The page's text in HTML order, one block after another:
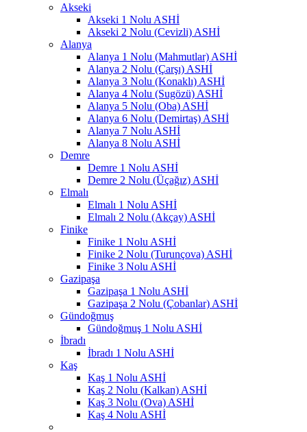
Akseki
Akseki 1 Nolu ASHİ
Akseki 2 Nolu (Cevizli) ASHİ
Alanya
Alanya 1 Nolu (Mahmutlar) ASHİ
Alanya 2 Nolu (Çarşı) ASHİ
Alanya 3 Nolu (Konaklı) ASHİ
Alanya 4 Nolu (Sugözü) ASHİ
Alanya 5 Nolu (Oba) ASHİ
Alanya 6 Nolu (Demirtaş) ASHİ
Alanya 7 Nolu ASHİ
Alanya 8 Nolu ASHİ
Demre
Demre 1 Nolu ASHİ
Demre 2 Nolu (Üçağız) ASHİ
Elmalı
Elmalı 1 Nolu ASHİ
Elmalı 2 Nolu (Akçay) ASHİ
Finike
Finike 1 Nolu ASHİ
Finike 2 Nolu (Turunçova) ASHİ
Finike 3 Nolu ASHİ
Gazipaşa
Gazipaşa 1 Nolu ASHİ
Gazipaşa 2 Nolu (Çobanlar) ASHİ
Gündoğmuş
Gündoğmuş 1 Nolu ASHİ
İbradı
İbradı 1 Nolu ASHİ
Kaş
Kaş 1 Nolu ASHİ
Kaş 2 Nolu (Kalkan) ASHİ
Kaş 3 Nolu (Ova) ASHİ
Kaş 4 Nolu ASHİ